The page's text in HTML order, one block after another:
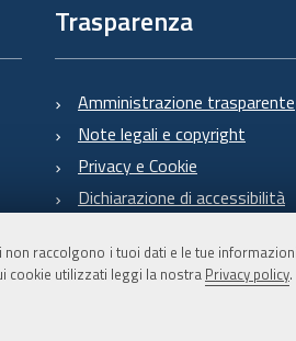
non raccolgono i tuoi dati e le tue
cookie utilizzati leggi la nostra Privacy policy.
Trasparenza
Amministrazione trasparente
Note legali e copyright
Privacy e Cookie
Dichiarazione di accessibilità